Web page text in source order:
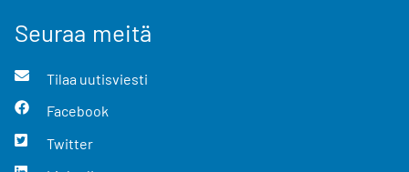
Seuraa meitä
Tilaa uutisviesti
Facebook
Twitter